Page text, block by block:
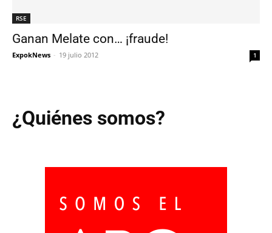
RSE
Ganan Melate con… ¡fraude!
ExpokNews - 19 julio 2012 1
¿Quiénes somos?